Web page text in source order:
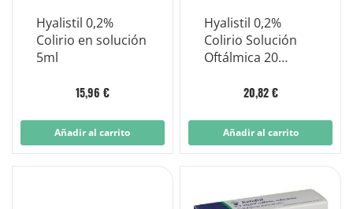
Hyalistil 0,2%
Colirio en solución
5ml
15,96 €
Añadir al carrito
Hyalistil 0,2%
Colirio Solución
Oftálmica 20
Monodosis 0,25 ml
20,82 €
Añadir al carrito